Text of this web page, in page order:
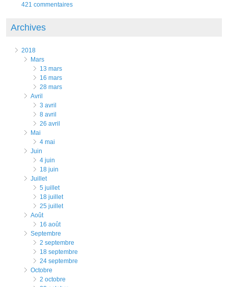
421 commentaires
Archives
2018
mars
13 mars
16 mars
28 mars
avril
3 avril
8 avril
26 avril
mai
4 mai
juin
4 juin
18 juin
juillet
5 juillet
18 juillet
25 juillet
août
16 août
septembre
2 septembre
18 septembre
24 septembre
octobre
2 octobre